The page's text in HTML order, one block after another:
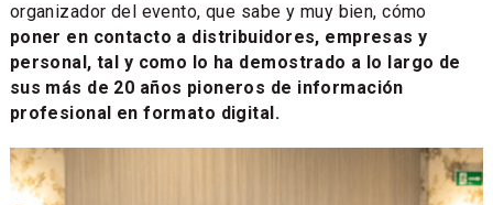
organizador del evento, que sabe y muy bien, cómo
poner en contacto a distribuidores, empresas y
personal, tal y como lo ha demostrado a lo largo de
sus más de 20 años pioneros de información
profesional en formato digital.